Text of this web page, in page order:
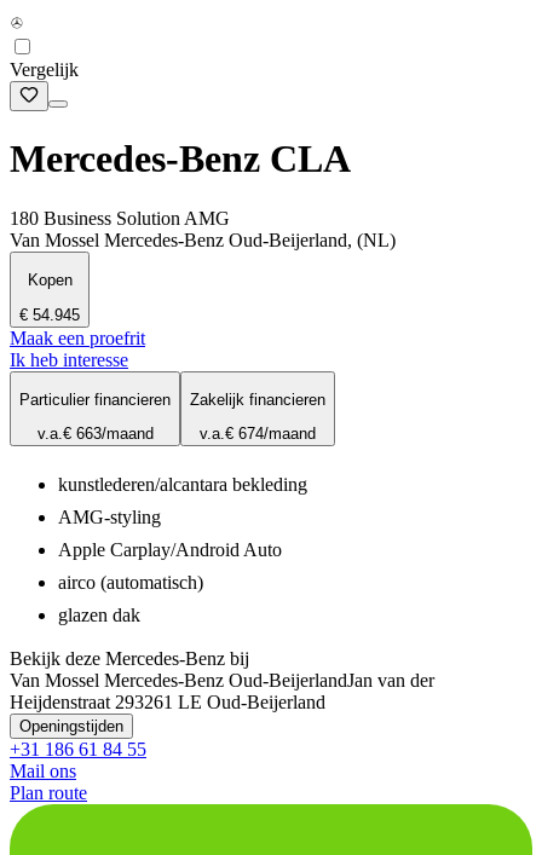
Vergelijk
Mercedes-Benz CLA
180 Business Solution AMG
Van Mossel Mercedes-Benz Oud-Beijerland, (NL)
Kopen
€ 54.945
Maak een proefrit
Ik heb interesse
Particulier financieren
v.a.€ 663/maand
Zakelijk financieren
v.a.€ 674/maand
kunstlederen/alcantara bekleding
AMG-styling
Apple Carplay/Android Auto
airco (automatisch)
glazen dak
Bekijk deze Mercedes-Benz bij
Van Mossel Mercedes-Benz Oud-BeijerlandJan van der
Heijdenstraat 293261 LE Oud-Beijerland
Openingstijden
+31 186 61 84 55
Mail ons
Plan route